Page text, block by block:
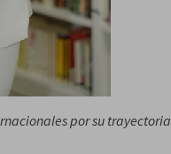
por su trayectoria